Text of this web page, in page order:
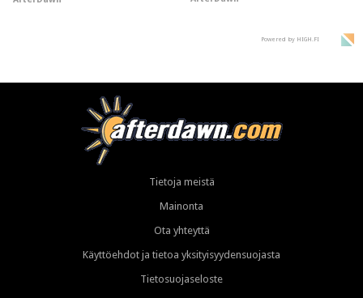
hyypiöille
Powered by HIGH.FI
Tietoja meistä
Mainonta
Ota yhteyttä
Käyttöehdot ja tietoa yksityisyydensuojasta
Tietosuojaseloste